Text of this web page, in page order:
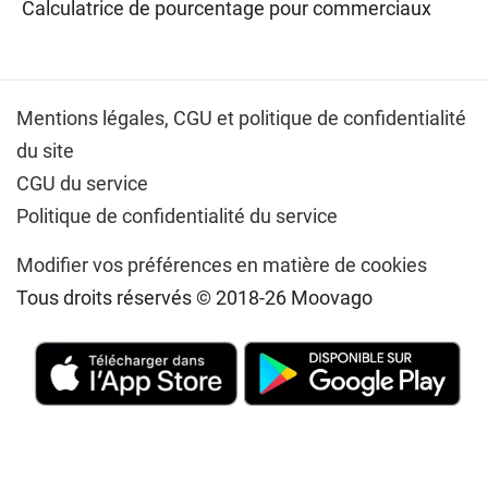
Calculatrice de pourcentage pour commerciaux
Mentions légales, CGU et politique de confidentialité
du site
CGU du service
Politique de confidentialité du service
Modifier vos préférences en matière de cookies
Tous droits réservés © 2018-26 Moovago